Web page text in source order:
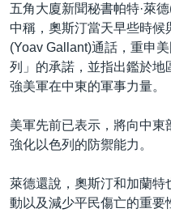
五角大廈新聞秘書帕特·萊
中稱，奧斯汀當天早些時候
(Yoav Gallant)通話，重申
列」的承諾，並指出鑑於地
強美軍在中東的軍事力量。
美軍先前已表示，將向中東
強化以色列的防禦能力。
萊德還說，奧斯汀和加蘭
動以及減少平民傷亡的重要